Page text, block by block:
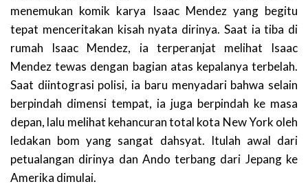
menemukan komik karya Isaac Mendez yang begitu
tepat menceritakan kisah nyata dirinya. Saat ia tiba di
rumah Isaac Mendez, ia terperanjat melihat Isaac
Mendez tewas dengan bagian atas kepalanya terbelah.
Saat diintograsi polisi, ia baru menyadari bahwa selain
berpindah dimensi tempat, ia juga berpindah ke masa
depan, lalu melihat kehancuran total kota New York oleh
ledakan bom yang sangat dahsyat. Itulah awal dari
petualangan dirinya dan Ando terbang dari Jepang ke
Amerika dimulai.